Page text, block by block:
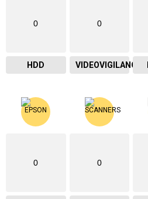
0
HDD
0
VIDEOVIGILANCIA
0 0